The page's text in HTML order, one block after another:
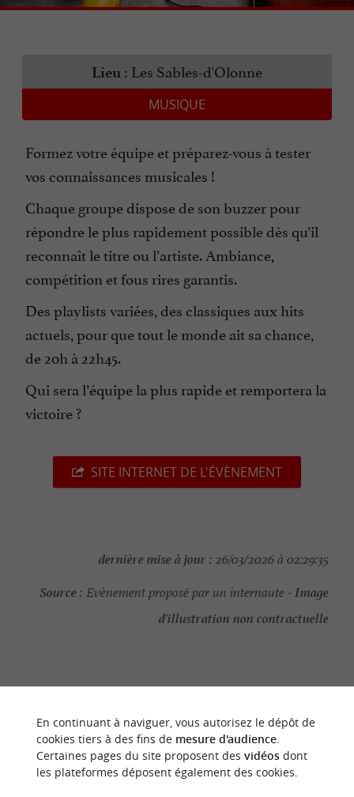
Lieu : Les Sables-d'Olonne
MUSIQUE
Formez votre équipe et préparez-vous à tester
vos connaissances musicales !
Chaque groupe dispose de son buzzer pour
répondre le plus rapidement possible dès qu’il
reconnaît le titre ou l’artiste. Ambiance,
compétition et fous rires garantis.
Des playlists variées, des classiques aux hits
actuels, pour que tout le monde ait sa chance,
de 20h à 22h45.
Qui sera l’équipe la plus rapide et remportera la
victoire ?
SITE INTERNET DE L'ÉVÈNEMENT
dernière mise à jour : 26/03/2026 à 02:29:35
Source : Evènement proposé par un internaute -Image
d'illustration non contractuelle
NOUS AVONS TESTÉ POUR VOUS
En continuant à naviguer, vous autorisez le dépôt de
cookies tiers à des fins de mesure d'audience.
Certaines pages du site proposent des vidéosdont
les plateformes déposent également des cookies.